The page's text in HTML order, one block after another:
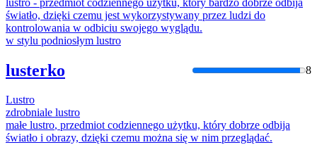
światło, dzięki czemu jest wykorzystywany przez ludzi do
kontrolowania w odbiciu swojego wyglądu.
w stylu podniosłym lustro
lusterko 8
Lustro
zdrobniale lustro
małe lustro, przedmiot codziennego użytku, który dobrze odbija
światło i obrazy, dzięki czemu można się w nim przeglądać.